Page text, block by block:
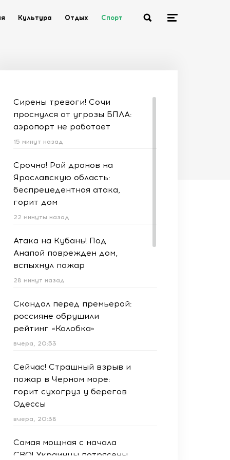
Культура Отдых Спорт
Сирены тревоги! Сочи
проснулся от угрозы БПЛА:
аэропорт не работает
15 минут назад
Срочно! Рой дронов на
Ярославскую область:
беспрецедентная атака,
горит дом
22 минуты назад
Атака на Кубань! Под
Анапой поврежден дом,
вспыхнул пожар
28 минут назад
Скандал перед премьерой:
россияне обрушили
рейтинг «Колобка»
вчера, 20:53
Сейчас! Страшный взрыв и
пожар в Черном море:
горит сухогруз у берегов
Одессы
вчера, 20:38
Самая мощная с начала
СВО! Украинцы потрясены